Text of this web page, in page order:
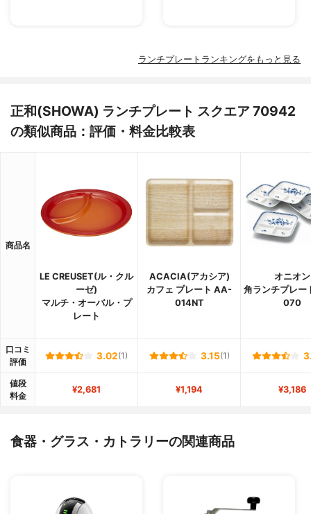
ランチプレートランキングをもっと見る
正和(SHOWA) ランチプレート スクエア 70942
の類似商品：評価・料金比較表
商品名
LE CREUSET(ル・クル
ーゼ)
マルチ・オーバル・プ
レート
ACACIA(アカシア)
カフェ プレート AA-
014NT
オニオン
角ランチプレー
070
口コミ
評価
3.02(1) 3.15(1)
値段
料金
¥2,681 ¥1,194 ¥3,186
食器・グラス・カトラリーの関連商品